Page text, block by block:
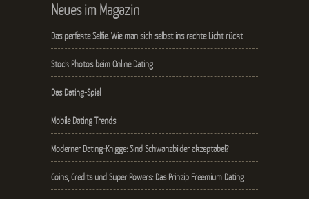
Neues im Magazin
Das perfekte Selfie. Wie man sich selbst ins rechte Licht rückt
Stock Photos beim Online Dating
Das Dating-Spiel
Mobile Dating Trends
Moderner Dating-Knigge: Sind Schwanzbilder akzeptabel?
Coins, Credits und Super Powers: Das Prinzip Freemium Dating